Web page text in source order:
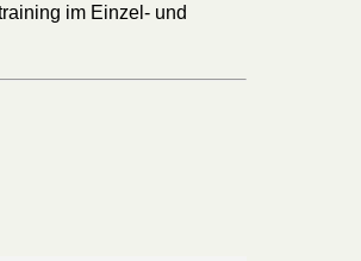
im Einzel- und